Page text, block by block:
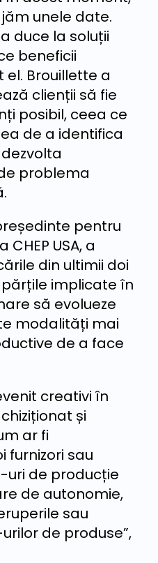
unele date.
duce la soluții
beneficii
Brouillette a
clienții să fie
posibil, ceea ce
de a identifica
problema
pentru
USA, a
din ultimii doi
implicate în
să evolueze
modalități mai
de a face
creativi în
și
ar fi
furnizori sau
uri de producție
de autonomie,
sau
de produse”,